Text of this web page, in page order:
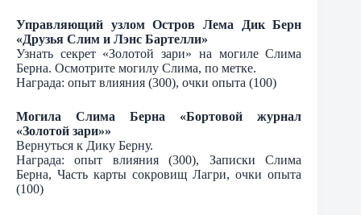
Управляющий узлом Остров Лема Дик Берн
«Друзья Слим и Лэнс Бартелли»
Узнать секрет «Золотой зари» на могиле Слима
Берна. Осмотрите могилу Слима, по метке.
Награда: опыт влияния (300), очки опыта (100)
Могила Слима Берна «Бортовой журнал
«Золотой зари»»
Вернуться к Дику Берну.
Награда: опыт влияния (300), Записки Слима
Берна, Часть карты сокровищ Лагри, очки опыта
(100)